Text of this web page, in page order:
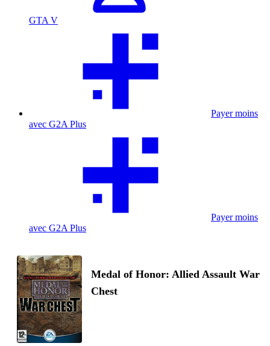
GTA V
Payer moins
avec G2A Plus
Payer moins
avec G2A Plus
Medal of Honor: Allied Assault War
Chest